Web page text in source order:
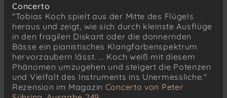
Concerto
"Tobias Koch spielt aus der Mitte des Flügels
heraus und zeigt, wie sich durch kleinste Ausflüge
in den fragilen Diskant oder die donnernden
Bässe ein pianistisches Klangfarbenspektrum
hervorzaubern lässt. ... Koch weiß mit diesem
Phänomen umzugehen und steigert die Potenzen
und Vielfalt des Instruments ins Unermessliche."
Rezension im Magazin Concerto von Peter